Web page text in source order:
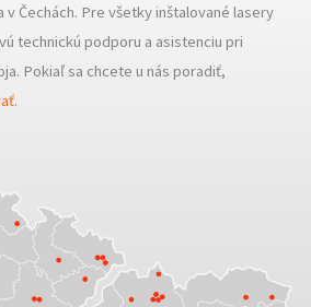
v Čechách. Pre všetky inštalované lasery
technickú podporu a asistenciu pri
Pokiaľ sa chcete u nás poradiť,
.